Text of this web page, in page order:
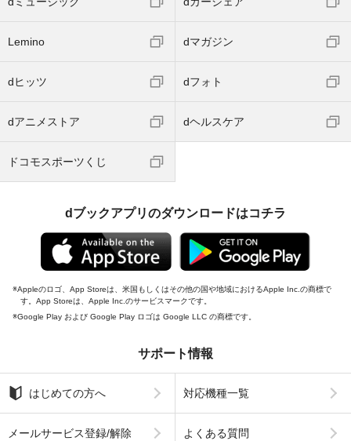
Lemino dマガジン
dヒッツ dフォト
dアニメストア dヘルスケア
ドコモスポーツくじ
dブックアプリのダウンロードはコチラ
Appleのロゴ、App Storeは、米国もしくはその他の国や地域におけるApple Inc.の商標で
す。App Storeは、Apple Inc.のサービスマークです。
Google Play および Google Play ロゴは Google LLC の商標です。
サポート情報
はじめての方へ 対応機種一覧
メールサービス登録/解除 よくある質問